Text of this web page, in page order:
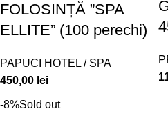
FOLOSINȚĂ ”SPA
ELLITE” (100 perechi)
PAPUCI HOTEL / SPA
450,00 lei
-8%Sold out